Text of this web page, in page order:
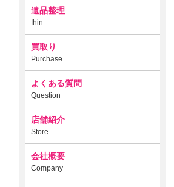
遺品整理
Ihin
買取り
Purchase
よくある質問
Question
店舗紹介
Store
会社概要
Company